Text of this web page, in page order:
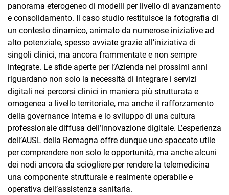
panorama eterogeneo di modelli per livello di avanzamento
e consolidamento. Il caso studio restituisce la fotografia di
un contesto dinamico, animato da numerose iniziative ad
alto potenziale, spesso avviate grazie all’iniziativa di
singoli clinici, ma ancora frammentate e non sempre
integrate. Le sfide aperte per l’Azienda nei prossimi anni
riguardano non solo la necessità di integrare i servizi
digitali nei percorsi clinici in maniera più strutturata e
omogenea a livello territoriale, ma anche il rafforzamento
della governance interna e lo sviluppo di una cultura
professionale diffusa dell’innovazione digitale. L’esperienza
dell’AUSL della Romagna offre dunque uno spaccato utile
per comprendere non solo le opportunità, ma anche alcuni
dei nodi ancora da sciogliere per rendere la telemedicina
una componente strutturale e realmente operabile e
operativa dell’assistenza sanitaria.